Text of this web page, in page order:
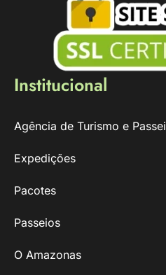
Institucional
Agência de Turismo e
Expedições
Pacotes
Passeios
O Amazonas